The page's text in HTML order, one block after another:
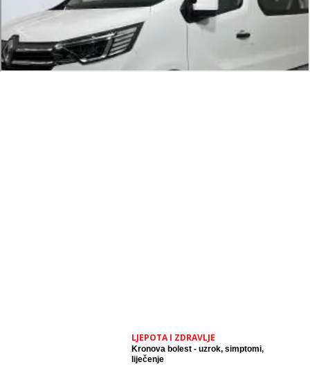
LJEPOTA I ZDRAVLJE
Kronova bolest - uzrok, simptomi,
liječenje